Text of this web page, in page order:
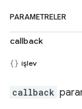
PARAMETRELER
callback
işlev
callback